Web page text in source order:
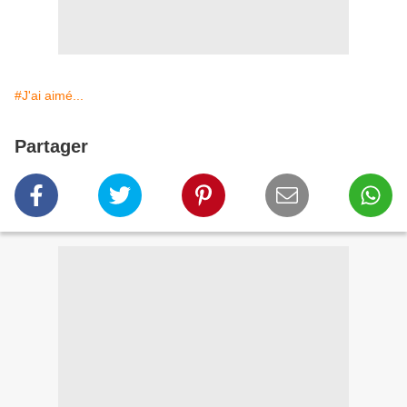
#J'ai aimé...
Partager